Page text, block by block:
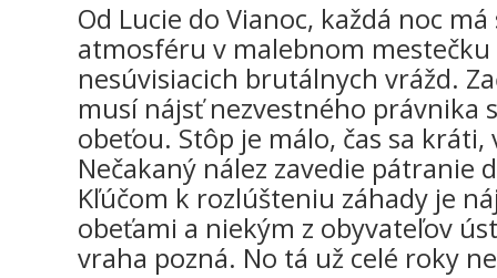
Od Lucie do Vianoc, každá noc
atmosféru v malebnom
nesúvisiacich brutálnych vrážd.
musí nájsť nezvestného právnika
obeťou. Stôp je málo, čas sa
Nečakaný nález zavedie pátranie
Kľúčom k rozlúšteniu záhady je
obeťami a niekým z obyvateľov
vraha pozná. No tá už celé roky